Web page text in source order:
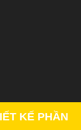
KẾ PHẦN